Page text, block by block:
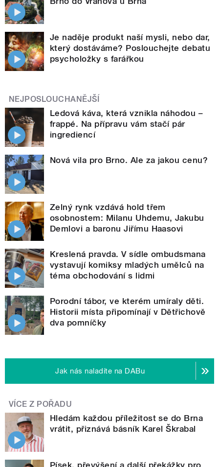
Je naděje produkt naší mysli, nebo dar,
který dostáváme? Poslouchejte debatu
psycholožky s farářkou
NEJPOSLOUCHANĚJŠÍ
Ledová káva, která vznikla náhodou –
frappé. Na přípravu vám stačí pár
ingrediencí
Nová vila pro Brno. Ale za jakou cenu?
Zelný rynk vzdává hold třem
osobnostem: Milanu Uhdemu, Jakubu
Demlovi a baronu Jiřímu Haasovi
Kreslená pravda. V sídle ombudsmana
vystavují komiksy mladých umělců na
téma obchodování s lidmi
Porodní tábor, ve kterém umíraly děti.
Historii místa připomínají v Dětřichově
dva pomníčky
Jak nás naladíte na DABu
VÍCE Z POŘADU
Hledám každou příležitost se do Brna
vrátit, přiznává básník Karel Škrabal
Písek, převýšení a další překážky pro